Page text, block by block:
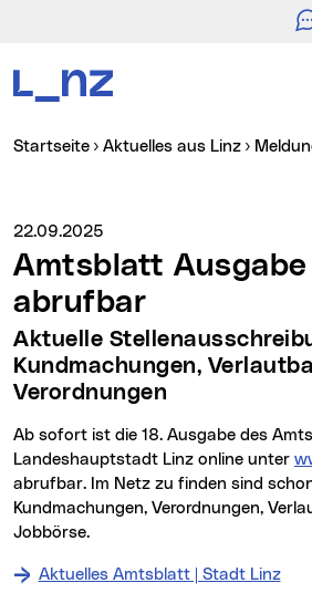
Sie sind hier:
Startseite Aktuelles aus Linz
Medienservice vom:
22.09.2025
Amtsblatt Ausgabe 18 online
abrufbar
Aktuelle Stellenausschreibungen,
Kundmachungen,
Verordnungen
Ab sofort ist die 18. Ausgabe des Amtsblattes der
Landeshauptstadt Linz online unter
abrufbar. Im Netz zu finden sind
Kundmachungen, Verordnungen,
Jobbörse.
Aktuelles Amtsblatt | Stadt Linz